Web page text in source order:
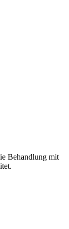
Behandlung mit